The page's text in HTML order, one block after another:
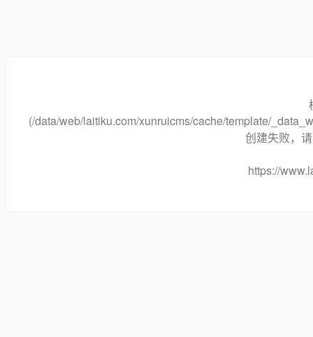
(/data/web/laitiku.com/xunruicms/cache/template/
创建失败，
https://